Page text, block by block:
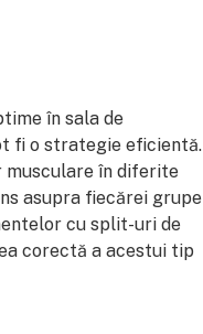
în sala de
fi o strategie eficientă.
musculare în diferite
asupra fiecărei grupe
cu split-uri de
corectă a acestui tip